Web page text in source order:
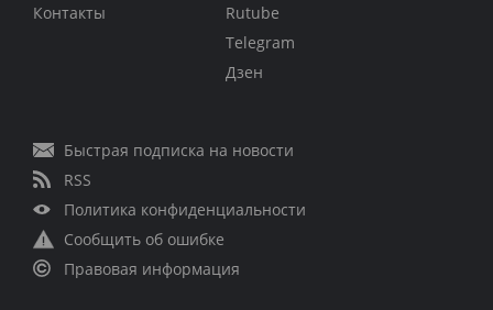
Контакты
Rutube
Telegram
Дзен
Быстрая подписка на новости
RSS
Политика конфиденциальности
Сообщить об ошибке
Правовая информация